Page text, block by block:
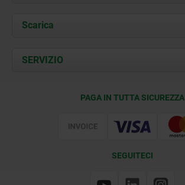
Chi siamo
Contatti
Scarica
Documents
SERVIZIO
PAGA IN TUTTA SICUREZZA
SEGUITECI